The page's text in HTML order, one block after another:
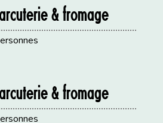
& fromage
& fromage